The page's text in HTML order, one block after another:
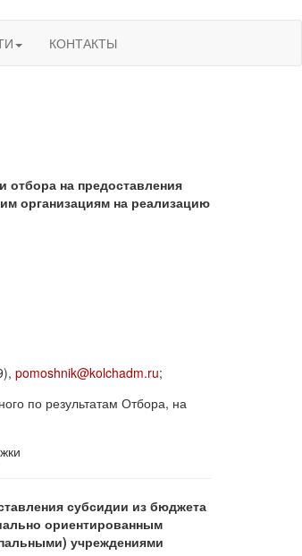
КОНТАКТЫ
отбора на предоставления
организациям на реализацию
pomoshnik@kolchadm.ru;
по результатам Отбора, на
субсидии из бюджета
ориентированным
учреждениями